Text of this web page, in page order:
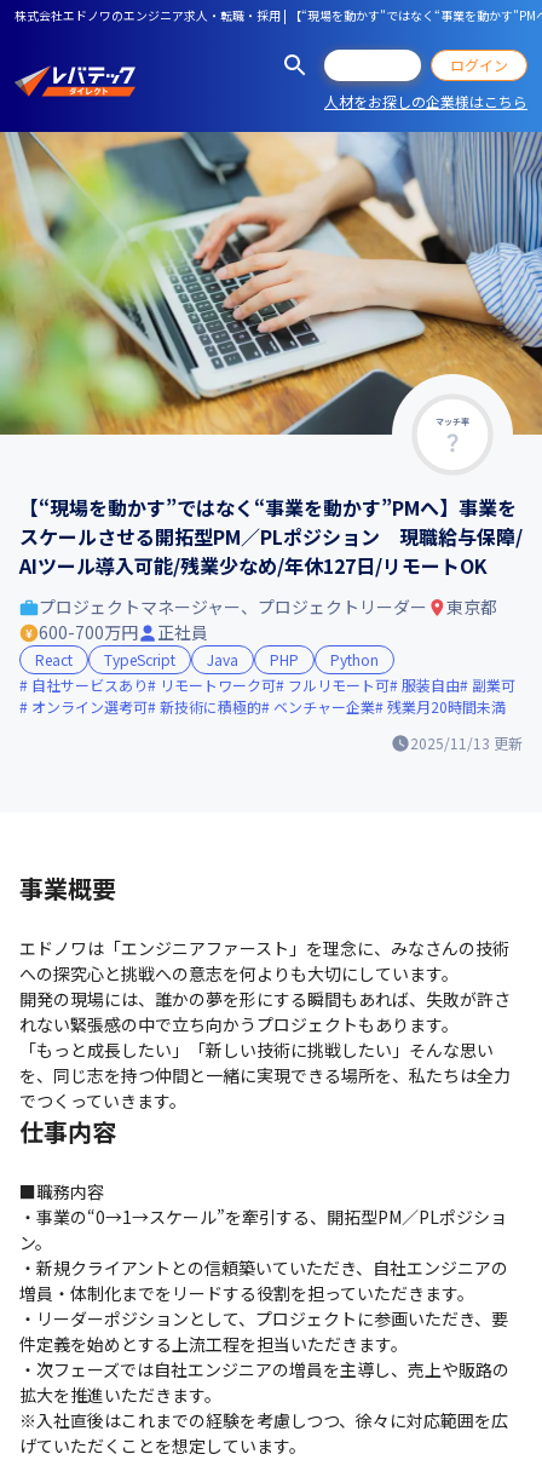
株式会社エドノワのエンジニア求人・転職・採用 | 【“現場を動かす”ではなく“事業を動かす
ログイン
人材をお探しの企業様はこちら
マッチ率
【“現場を動かす”ではなく“事業を動かす”PMへ】事業を
スケールさせる開拓型PM／PLポジション 現職給与保障/
AIツール導入可能/残業少なめ/年休127日/リモートOK
2025/11/13 更新
プロジェクトマネージャー、プロジェクトリーダー
東京都
600-700万円
正社員
React TypeScript Java PHP
Python
自社サービスあり
リモートワーク可 フルリモート可 服装自由
副業可
オンライン選考可 新技術に積極的 ベンチャー企業 残業月20時間未満
事業概要
エドノワは「エンジニアファースト」を理念に、みなさんの技術
への探究心と挑戦への意志を何よりも大切にしています。
開発の現場には、誰かの夢を形にする瞬間もあれば、失敗が許さ
れない緊張感の中で立ち向かうプロジェクトもあります。
「もっと成長したい」「新しい技術に挑戦したい」そんな思い
を、同じ志を持つ仲間と一緒に実現できる場所を、私たちは全力
でつくっていきます。
仕事内容
■職務内容
・事業の“0→1→スケール”を牽引する、開拓型PM／PLポジショ
ン。
・新規クライアントとの信頼築いていただき、自社エンジニアの
増員・体制化までをリードする役割を担っていただきます。
・リーダーポジションとして、プロジェクトに参画いただき、要
件定義を始めとする上流工程を担当いただきます。
・次フェーズでは自社エンジニアの増員を主導し、売上や販路の
拡大を推進いただきます。
※入社直後はこれまでの経験を考慮しつつ、徐々に対応範囲を広
げていただくことを想定しています。